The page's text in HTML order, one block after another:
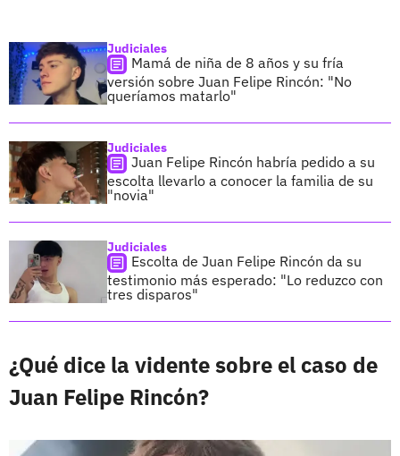
Judiciales
Mamá de niña de 8 años y su fría
versión sobre Juan Felipe Rincón: "No
queríamos matarlo"
Judiciales
Juan Felipe Rincón habría pedido a su
escolta llevarlo a conocer la familia de su
"novia"
Judiciales
Escolta de Juan Felipe Rincón da su
testimonio más esperado: "Lo reduzco con
tres disparos"
¿Qué dice la vidente sobre el caso de
Juan Felipe Rincón?